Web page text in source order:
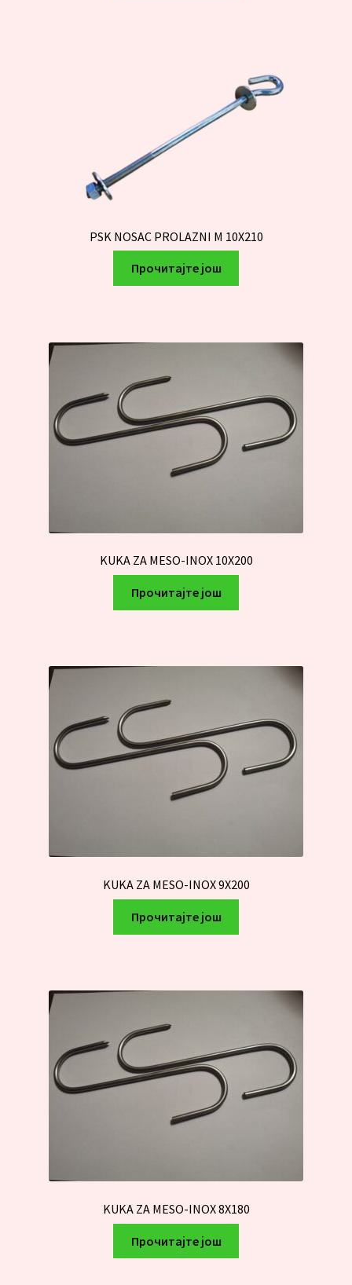
PSK NOSAC PROLAZNI M 10X210
Прочитајте још
KUKA ZA MESO-INOX 10X200
Прочитајте још
KUKA ZA MESO-INOX 9X200
Прочитајте још
KUKA ZA MESO-INOX 8X180
Прочитајте још